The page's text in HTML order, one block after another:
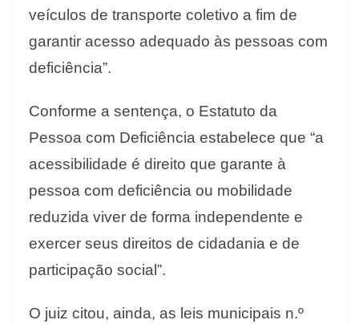
veículos de transporte coletivo a fim de
garantir acesso adequado às pessoas com
deficiência”.
Conforme a sentença, o Estatuto da
Pessoa com Deficiência estabelece que “a
acessibilidade é direito que garante à
pessoa com deficiência ou mobilidade
reduzida viver de forma independente e
exercer seus direitos de cidadania e de
participação social”.
O juiz citou, ainda, as leis municipais n.º